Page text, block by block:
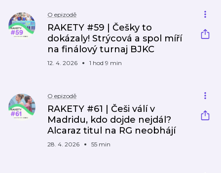
O epizodě
RAKETY #59 | Češky to
dokázaly! Strýcová a spol míří
na finálový turnaj BJKC
12. 4. 2026 1 hod 9 min
O epizodě
RAKETY #61 | Češi válí v
Madridu, kdo dojde nejdál?
Alcaraz titul na RG neobhájí
28. 4. 2026 55 min